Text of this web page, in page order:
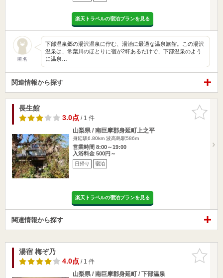
楽天トラベルの宿泊プランを見る
匿名
下部温泉郷の湯沢温泉に佇む、湯治に最適な温泉旅館。この湯沢
温泉は、常葉川のほとりに宿が2軒あるだけで、下部温泉のよう
に温泉…
関連情報から探す
お気に入
りに追加
長生館
3.0点/ 1 件
山梨県 / 南巨摩郡身延町上之平
身延駅6.80km 波高島駅586m
営業時間 8:00～19:00
入浴料金 500円～
日帰り 宿泊
楽天トラベルの宿泊プランを見る
関連情報から探す
お気に入
りに追加
湯宿 梅ぞ乃
4.0点/ 1 件
山梨県 / 南巨摩郡身延町 / 下部温泉